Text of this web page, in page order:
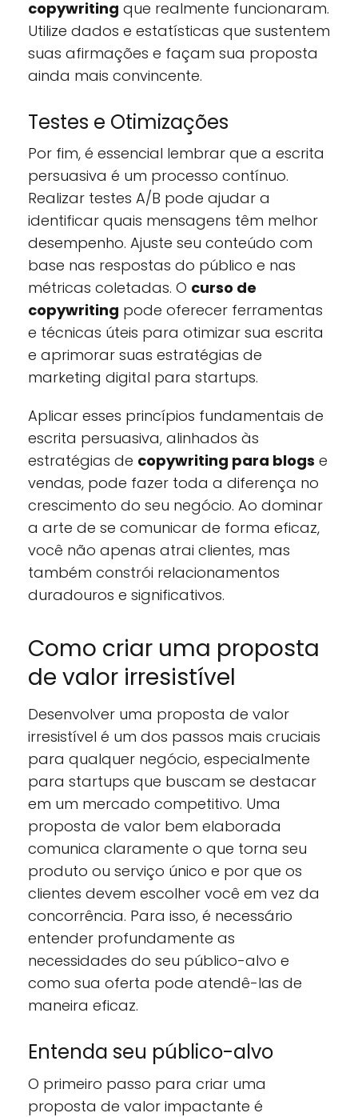
copywriting que realmente funcionaram.
Utilize dados e estatísticas que sustentem
suas afirmações e façam sua proposta
ainda mais convincente.
Testes e Otimizações
Por fim, é essencial lembrar que a escrita
persuasiva é um processo contínuo.
Realizar testes A/B pode ajudar a
identificar quais mensagens têm melhor
desempenho. Ajuste seu conteúdo com
base nas respostas do público e nas
métricas coletadas. O curso de
copywriting pode oferecer ferramentas
e técnicas úteis para otimizar sua escrita
e aprimorar suas estratégias de
marketing digital para startups.
Aplicar esses princípios fundamentais de
escrita persuasiva, alinhados às
estratégias de copywriting para blogs e
vendas, pode fazer toda a diferença no
crescimento do seu negócio. Ao dominar
a arte de se comunicar de forma eficaz,
você não apenas atrai clientes, mas
também constrói relacionamentos
duradouros e significativos.
Como criar uma proposta
de valor irresistível
Desenvolver uma proposta de valor
irresistível é um dos passos mais cruciais
para qualquer negócio, especialmente
para startups que buscam se destacar
em um mercado competitivo. Uma
proposta de valor bem elaborada
comunica claramente o que torna seu
produto ou serviço único e por que os
clientes devem escolher você em vez da
concorrência. Para isso, é necessário
entender profundamente as
necessidades do seu público-alvo e
como sua oferta pode atendê-las de
maneira eficaz.
Entenda seu público-alvo
O primeiro passo para criar uma
proposta de valor impactante é